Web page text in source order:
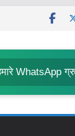
WhatsApp